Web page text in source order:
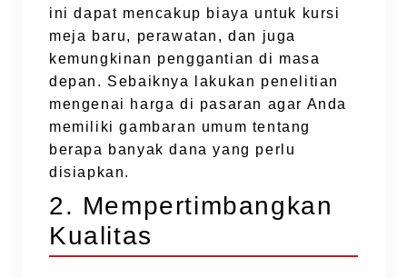
ini dapat mencakup biaya untuk kursi
meja baru, perawatan, dan juga
kemungkinan penggantian di masa
depan. Sebaiknya lakukan penelitian
mengenai harga di pasaran agar Anda
memiliki gambaran umum tentang
berapa banyak dana yang perlu
disiapkan.
2. Mempertimbangkan
Kualitas